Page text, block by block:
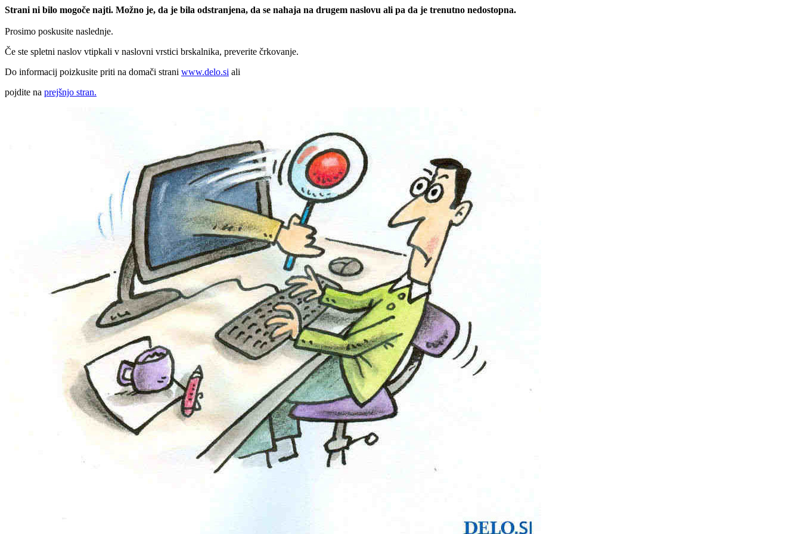
Strani ni bilo mogoče najti. Možno je, da je bila odstranjena, da se nahaja na drugem naslovu ali pa da je trenutno nedostopna.
Prosimo poskusite naslednje.
Če ste spletni naslov vtipkali v naslovni vrstici brskalnika, preverite črkovanje.
Do informacij poizkusite priti na domači strani www.delo.si ali
pojdite na prejšnjo stran.